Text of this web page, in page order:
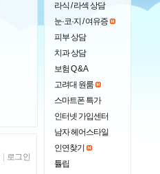
로그인
라식 / 라섹 상담
눈·코·지 / 여유증
피부 상담
치과 상담
보험 Q & A
고려대 원룸
스마트폰 특가
인터넷 가입센터
남자 헤어스타일
인연찾기
튤립